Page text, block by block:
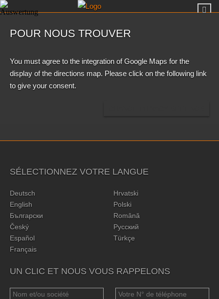
POUR NOUS TROUVER
You must agree to the integration of Google Maps for the
display of the directions map. Please click on the following link
to give your consent.
SÉLECTIONNEZ VOTRE LANGUE
Deutsch
English
Български
Český
Español
Français
Hrvatski
Polski
Română
Русский
Türkçe
UN CLIC ET NOUS VOUS RAPPELONS